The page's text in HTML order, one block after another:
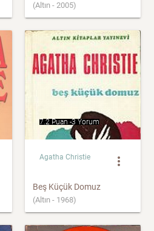
(Altın - 2005)
7.2 Puan -3 Yorum
Agatha Christie more_vert
Beş Küçük Domuz
(Altın - 1968)